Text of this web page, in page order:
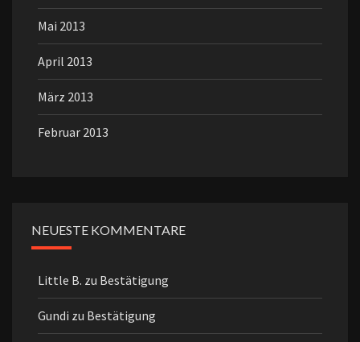
Mai 2013
April 2013
März 2013
Februar 2013
NEUESTE KOMMENTARE
Little B. zu Bestätigung
Gundi zu Bestätigung